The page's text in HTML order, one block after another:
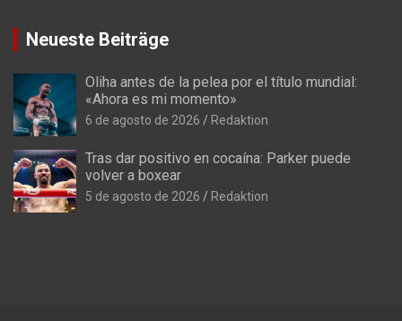
Neueste Beiträge
Oliha antes de la pelea por el título mundial:
«Ahora es mi momento»
6 de agosto de 2026 Redaktion
Tras dar positivo en cocaína: Parker puede
volver a boxear
5 de agosto de 2026 Redaktion